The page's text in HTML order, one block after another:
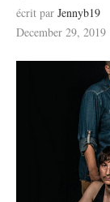
écrit par Jennyb19
December 29, 2019